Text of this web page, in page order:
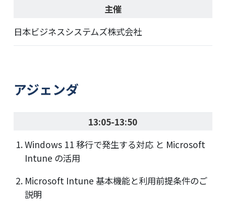
主催
日本ビジネスシステムズ株式会社
アジェンダ
13:05-13:50
Windows 11 移行で発生する対応 と Microsoft
Intune の活用
Microsoft Intune 基本機能と利用前提条件のご
説明